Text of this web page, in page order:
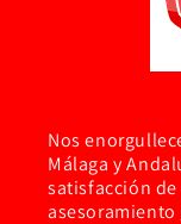
Nos
Málaga y
satisfacción